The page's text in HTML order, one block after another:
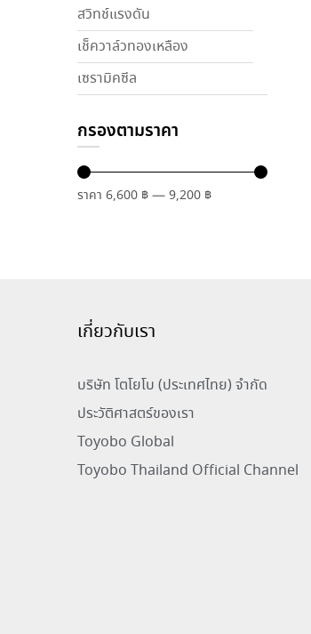
สวิทช์แรงดัน
เช็ควาล์วทองเหลือง
เซรามิคซีล
กรองตามราคา
ราคา 6,600 ฿ — 9,200 ฿
เกี่ยวกับเรา
บริษัท โตโยโบ (ประเทศไทย) จำกัด
ประวัติศาสตร์ของเรา
Toyobo Global
Toyobo Thailand Official Channel